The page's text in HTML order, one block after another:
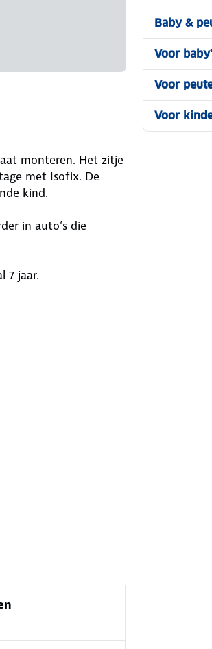
monteren. Het zitje
met Isofix. De
kind.
in auto’s die
7 jaar.
Baby &
Voor
Voor
Voor